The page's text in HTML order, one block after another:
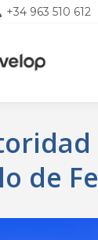
+34 963 510 612
de